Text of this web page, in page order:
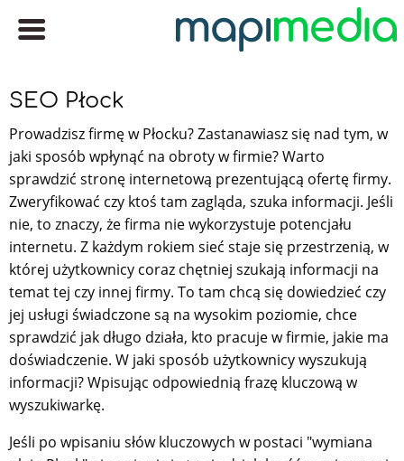
SEO Płock
Prowadzisz firmę w Płocku? Zastanawiasz się nad tym, w
jaki sposób wpłynąć na obroty w firmie? Warto
sprawdzić stronę internetową prezentującą ofertę firmy.
Zweryfikować czy ktoś tam zagląda, szuka informacji. Jeśli
nie, to znaczy, że firma nie wykorzystuje potencjału
internetu. Z każdym rokiem sieć staje się przestrzenią, w
której użytkownicy coraz chętniej szukają informacji na
temat tej czy innej firmy. To tam chcą się dowiedzieć czy
jej usługi świadczone są na wysokim poziomie, chce
sprawdzić jak długo działa, kto pracuje w firmie, jakie ma
doświadczenie. W jaki sposób użytkownicy wyszukują
informacji? Wpisując odpowiednią frazę kluczową w
wyszukiwarkę.
Jeśli po wpisaniu słów kluczowych w postaci "wymiana